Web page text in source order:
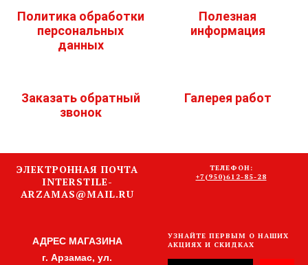
Политика обработки
персональных
данных
Полезная
информация
Заказать обратный
звонок
Галерея работ
ЭЛЕКТРОННАЯ ПОЧТА
INTERSTILE-
ARZAMAS@MAIL.RU
ТЕЛЕФОН:
+7(950)612-85-28
АДРЕС МАГАЗИНА
г. Арзамас, ул.
УЗНАЙТЕ ПЕРВЫМ О НАШИХ
АКЦИЯХ И СКИДКАХ